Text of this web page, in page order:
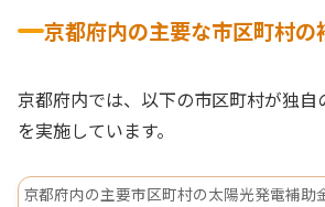
京都府内の主要な市区町村の
京都府内では、以下の市区町村が独自
を実施しています。
京都府内の主要市区町村の太陽光発電補助